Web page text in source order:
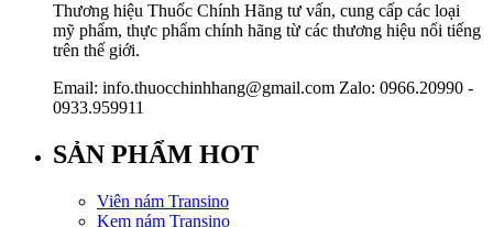
Thương hiệu Thuốc Chính Hãng tư vấn, cung cấp các loại
mỹ phẩm, thực phẩm chính hãng từ các thương hiệu nổi tiếng
trên thế giới.
Email: info.thuocchinhhang@gmail.com Zalo: 0966.20990 -
0933.959911
SẢN PHẨM HOT
Viên nám Transino
Kem nám Transino